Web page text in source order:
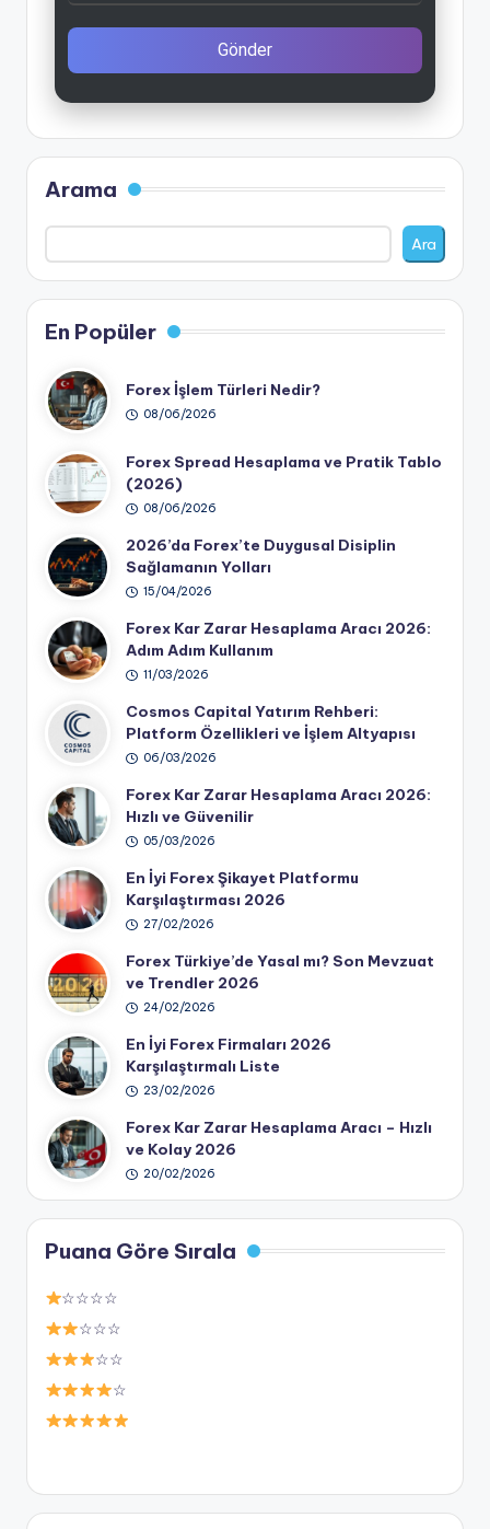
Gönder
Arama
Ara
En Popüler
Forex İşlem Türleri Nedir?
08/06/2026
Forex Spread Hesaplama ve Pratik Tablo
(2026)
08/06/2026
2026’da Forex’te Duygusal Disiplin
Sağlamanın Yolları
15/04/2026
Forex Kar Zarar Hesaplama Aracı 2026:
Adım Adım Kullanım
11/03/2026
Cosmos Capital Yatırım Rehberi:
Platform Özellikleri ve İşlem Altyapısı
06/03/2026
Forex Kar Zarar Hesaplama Aracı 2026:
Hızlı ve Güvenilir
05/03/2026
En İyi Forex Şikayet Platformu
Karşılaştırması 2026
27/02/2026
Forex Türkiye’de Yasal mı? Son Mevzuat
ve Trendler 2026
24/02/2026
En İyi Forex Firmaları 2026
Karşılaştırmalı Liste
23/02/2026
Forex Kar Zarar Hesaplama Aracı – Hızlı
ve Kolay 2026
20/02/2026
Puana Göre Sırala
☆☆☆☆
☆☆☆
☆☆
☆